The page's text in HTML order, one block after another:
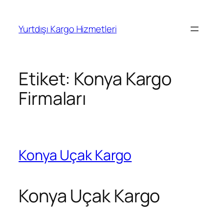
Yurtdışı Kargo Hizmetleri
Etiket: Konya Kargo
Firmaları
Konya Uçak Kargo
Konya Uçak Kargo